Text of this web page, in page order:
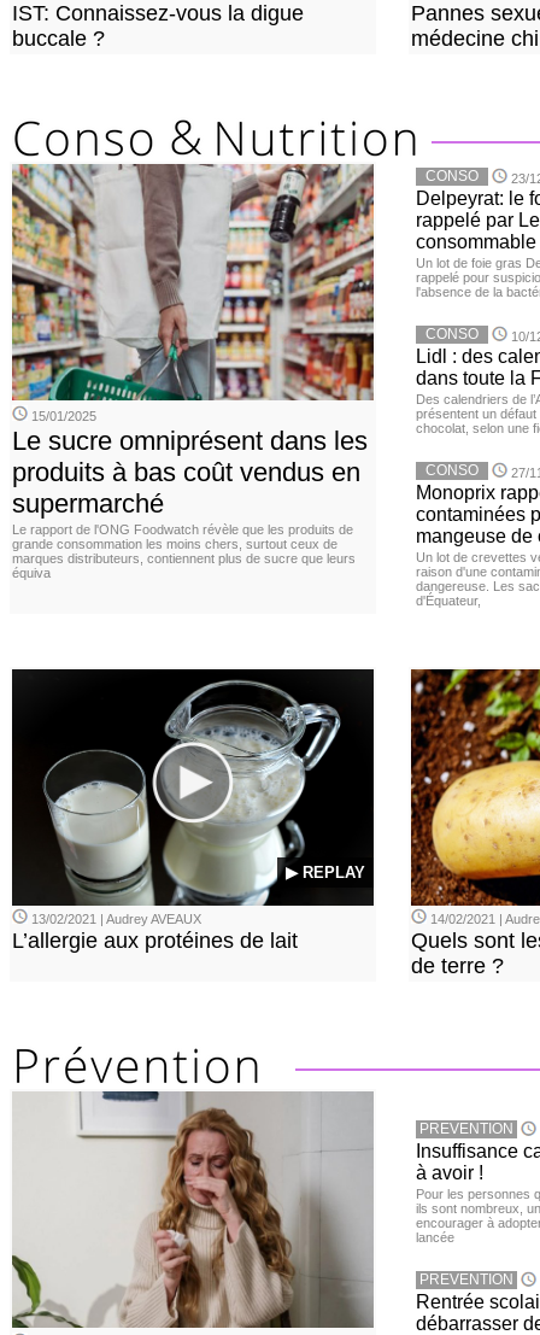
IST: Connaissez-vous la digue
buccale ?
Pannes
médecine
15/01/2025
Le sucre omniprésent dans les
produits à bas coût vendus en
supermarché
Le rapport de l'ONG Foodwatch révèle que les produits de
grande consommation les moins chers, surtout ceux de
marques distributeurs, contiennent plus de sucre que leurs
équiva
CONSO 23/
Delpeyrat: le
rappelé par
consommable
Un lot de foie gras
rappelé pour
l'absence de la
CONSO 10/
Lidl : des
dans toute la
Des calendriers de
présentent un défaut
chocolat, selon une
CONSO 27/
Monoprix
contaminées
mangeuse de
Un lot de crevettes
raison d'une
dangereuse. Les
d'Équateur,
▶ REPLAY
13/02/2021 | Audrey AVEAUX
L’allergie aux protéines de lait
14/02/2021 |
Quels sont
de terre ?
PREVENTION
Insuffisance
à avoir !
Pour les personnes
ils sont nombreux,
encourager à
lancée
PREVENTION
Rentrée
débarrasser